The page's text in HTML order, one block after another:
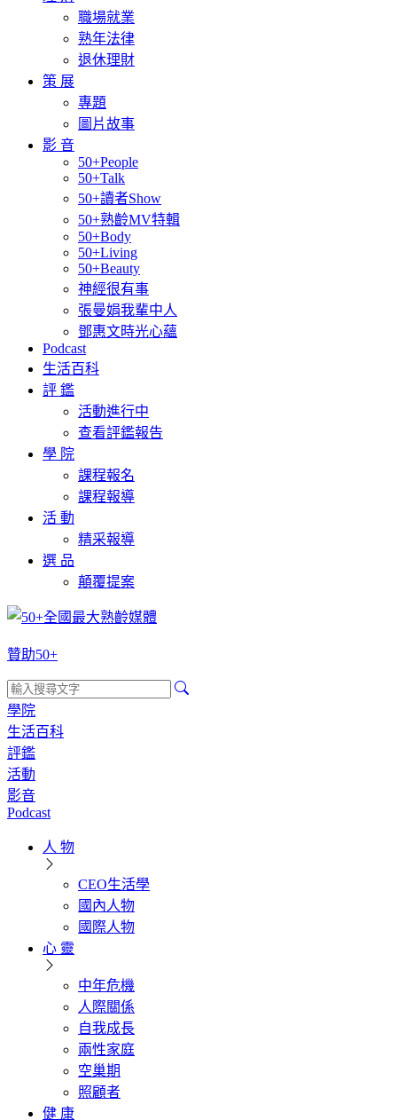
職場就業
熟年法律
退休理財
策 展
專題
圖片故事
影 音
50+People
50+Talk
50+讀者Show
50+熟齡MV特輯
50+Body
50+Living
50+Beauty
神經很有事
張曼娟我輩中人
鄧惠文時光心蘊
Podcast
生活百科
評 鑑
活動進行中
查看評鑑報告
學 院
課程報名
課程報導
活 動
精采報導
選 品
顛覆提案
贊助50+
學院
生活百科
評鑑
活動
影音
Podcast
人 物
CEO生活學
國內人物
國際人物
心 靈
中年危機
人際關係
自我成長
兩性家庭
空巢期
照顧者
健 康